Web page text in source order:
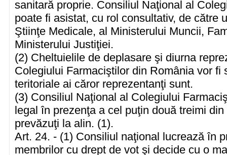
sanitară proprie. Consiliul Naţional al
poate fi asistat, cu rol consultativ, de către
Ştiinţe Medicale, al Ministerului Muncii,
Ministerului Justiţiei.
(2) Cheltuielile de deplasare şi diurna
Colegiului Farmaciştilor din România vor fi
teritoriale ai căror reprezentanţi sunt.
(3) Consiliul Naţional al Colegiului
legal în prezenţa a cel puţin două treimi
prevăzuţi la alin. (1).
Art. 24. - (1) Consiliul naţional lucrează în
membrilor cu drept de vot şi decide cu o